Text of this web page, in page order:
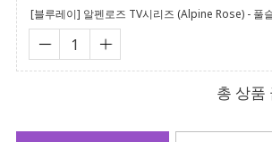
[블루레이] 알펜로즈 TV시리즈 (Alpine Rose) - 풀
총 상품